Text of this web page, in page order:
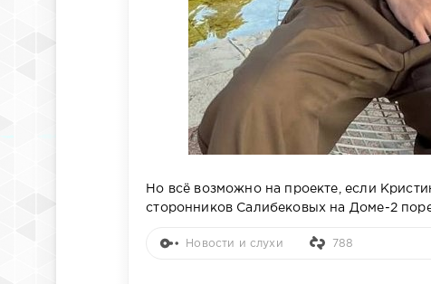
Но всё возможно на проекте, если
сторонников Салибековых на Доме-2
Новости и слухи 788